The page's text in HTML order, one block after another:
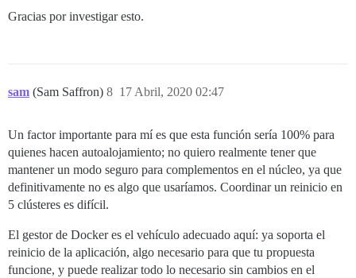
Gracias por investigar esto.
sam (Sam Saffron) 17 Abril, 2020 02:47
8
Un factor importante para mí es que esta función sería 100% para
quienes hacen autoalojamiento; no quiero realmente tener que
mantener un modo seguro para complementos en el núcleo, ya que
definitivamente no es algo que usaríamos. Coordinar un reinicio en
5 clústeres es difícil.
El gestor de Docker es el vehículo adecuado aquí: ya soporta el
reinicio de la aplicación, algo necesario para que tu propuesta
funcione, y puede realizar todo lo necesario sin cambios en el